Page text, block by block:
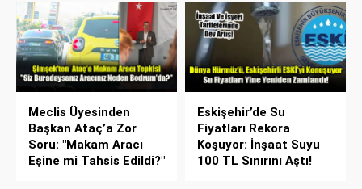
Meclis Üyesinden
Başkan Ataç’a Zor
Soru: "Makam Aracı
Eşine mi Tahsis Edildi?"
Eskişehir’de Su
Fiyatları Rekora
Koşuyor: İnşaat Suyu
100 TL Sınırını Aştı!